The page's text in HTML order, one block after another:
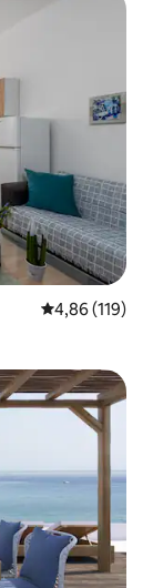
Средна
4,86 (119)